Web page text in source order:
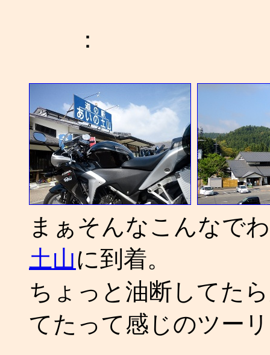
：
まぁそんなこんなで
土山に到着。
ちょっと油断してた
てたって感じのツー